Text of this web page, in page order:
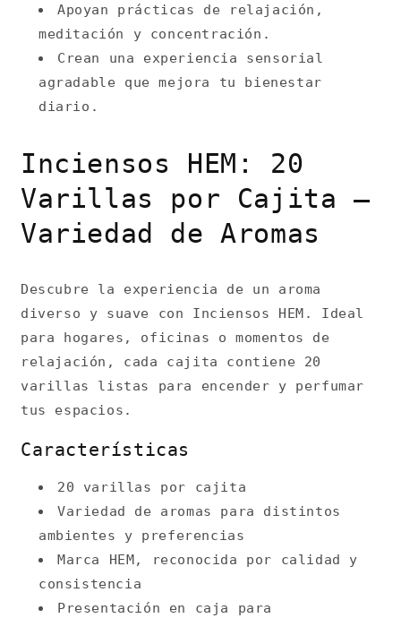
Apoyan prácticas de relajación,
meditación y concentración.
Crean una experiencia sensorial
agradable que mejora tu bienestar
diario.
Inciensos HEM: 20
Varillas por Cajita –
Variedad de Aromas
Descubre la experiencia de un aroma
diverso y suave con Inciensos HEM. Ideal
para hogares, oficinas o momentos de
relajación, cada cajita contiene 20
varillas listas para encender y perfumar
tus espacios.
Características
20 varillas por cajita
Variedad de aromas para distintos
ambientes y preferencias
Marca HEM, reconocida por calidad y
consistencia
Presentación en caja para